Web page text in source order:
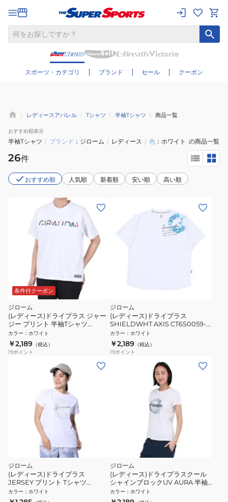
スポーツ・カテゴリ ブランド セール クーポン
さらに絞り込む
レディースアパレル Tシャツ 半袖Tシャツ 商品一覧
おすすめ順表示
半袖Tシャツ / ブランド ジローム / レディース / 色 ホワイト の商品一覧
26件
おすすめ順 人気順 新着順 安い順 高い順
条件付クーポン
ジローム
(レディース)ドライプラス ジャー
ジー プリント 半袖Tシャツ
CT5S0035-TR864-GRCD WHT
カラー ： ホワイト
￥2,189 （税込）
19ポイント
ジローム
(レディース)ドライプラス
SHIELDWHT AXIS CT6S0059-
TR864-GRES WHT
カラー ： ホワイト
￥2,189 （税込）
19ポイント
ジローム
(レディース)ドライプラス
JERSEY プリント Tシャツ
CT4S0051-TR864-GRCD WHT
カラー ： ホワイト
ジローム
(レディース)ドライプラスクール
シャインブロックUV AURA 半袖T
シャツ CT6S0026-TR864-GRSD
WHT
カラー ： ホワイト